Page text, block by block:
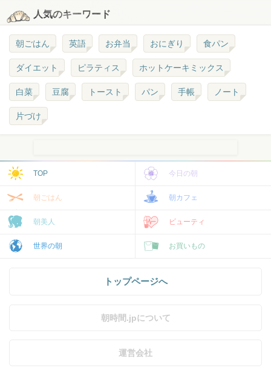
人気のキーワード
朝ごはん 英語 お弁当 おにぎり 食パン
ダイエット ピラティス ホットケーキミックス
白菜 豆腐 トースト パン 手帳 ノート
片づけ
TOP 今日の朝
朝ごはん 朝カフェ
朝美人 ビューティ
世界の朝 お買いもの
トップページへ
朝時間.jpについて
運営会社